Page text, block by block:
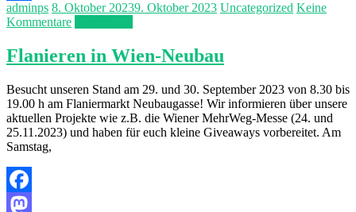
Teilen
adminps 8. Oktober 20239. Oktober 2023 Uncategorized Keine
Kommentare
Flanieren in Wien-Neubau
Besucht unseren Stand am 29. und 30. September 2023 von 8.30 bis
19.00 h am Flaniermarkt Neubaugasse! Wir informieren über unsere
aktuellen Projekte wie z.B. die Wiener MehrWeg-Messe (24. und
25.11.2023) und haben für euch kleine Giveaways vorbereitet. Am
Samstag,
Facebook